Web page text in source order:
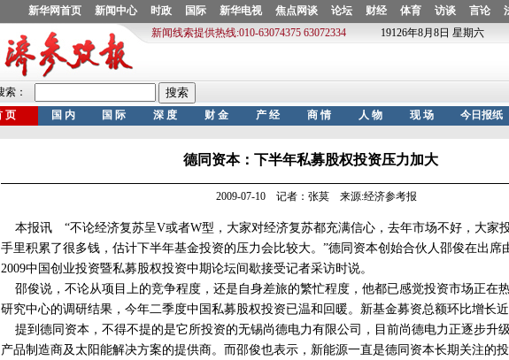
德同资本：下半年私募股权投资压力加大
2009-07-10 记者：张莫 来源:经济参考报
本报讯 “不论经济复苏呈V或者W型，大家对经济复苏都充满信心，去年市场不好，大家
手里积累了很多钱，估计下半年基金投资的压力会比较大。”德同资本创始合伙人邵俊在出席
2009中国创业投资暨私募股权投资中期论坛间歇接受记者采访时说。
邵俊说，不论从项目上的竞争程度，还是自身差旅的繁忙程度，他都已感觉投资市场正在
研究中心的调研结果，今年二季度中国私募股权投资已温和回暖。新基金募资总额环比增长近
提到德同资本，不得不提的是它所投资的无锡尚德电力有限公司，目前尚德电力正逐步升
产品制造商及太阳能解决方案的提供商。而邵俊也表示，新能源一直是德同资本长期关注的